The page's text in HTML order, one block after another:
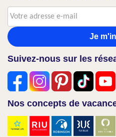
Je
Suivez-nous sur les
Nos concepts de